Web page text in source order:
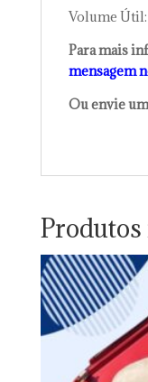
Volume Útil:
Para mais
mensagem
Ou envie